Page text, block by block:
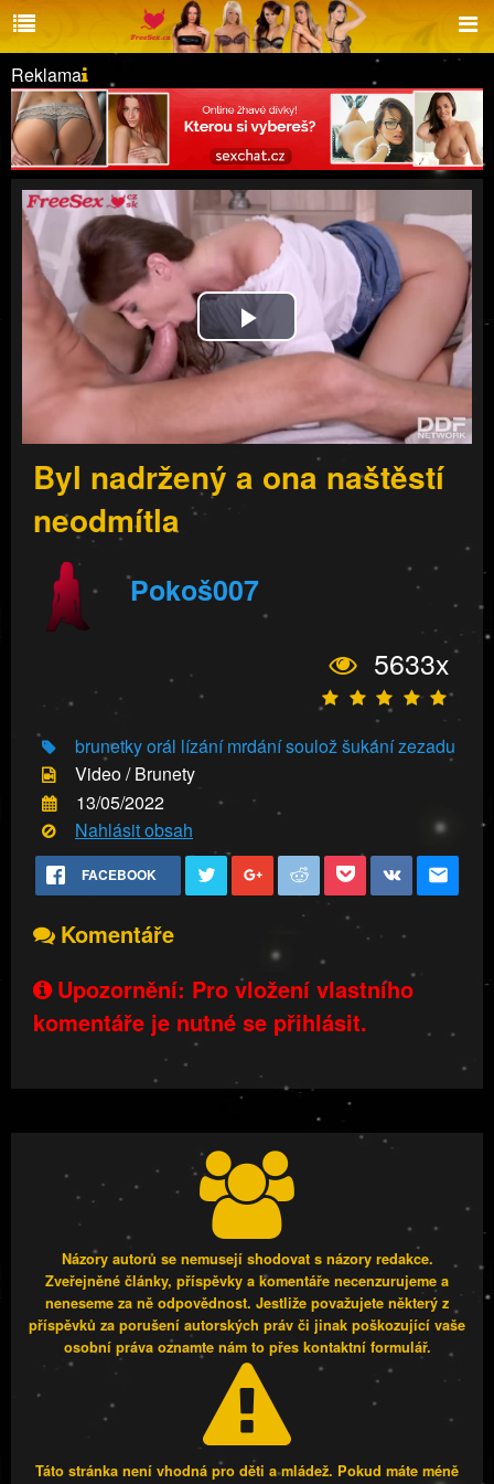
Reklama
Play
Video
Byl nadržený a ona naštěstí
neodmítla
Pokoš007
5633x
brunetkyorál lízání mrdánísouložšukání zezadu
Video / Brunety
13/05/2022
Nahlásit obsah
FACEBOOK
Komentáře
Upozornění: Pro vložení vlastního
komentáře je nutné se přihlásit.
Názory autorů se nemusejí shodovat s názory redakce.
Zveřejněné články, příspěvky a komentáře necenzurujeme a
neneseme za ně odpovědnost. Jestliže považujete některý z
příspěvků za porušení autorských práv či jinak poškozující vaše
osobní práva oznamte nám to přes kontaktní formulář.
Táto stránka není vhodná pro děti a mládež. Pokud máte méně